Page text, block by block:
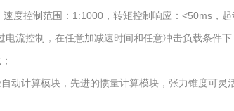
度控制范围：1:1000，转矩控制响应：<50ms，起
流控制，在任意加减速时间和任意冲击负载条件下
动计算模块，先进的惯量计算模块，张力锥度可灵